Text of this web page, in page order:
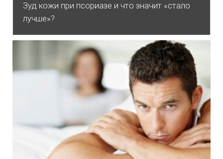
Зуд кожи при псориазе и что значит «стало
лучше»?